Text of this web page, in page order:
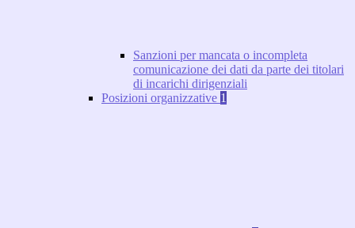
Sanzioni per mancata o incompleta
comunicazione dei dati da parte dei titolari
di incarichi dirigenziali
Posizioni organizzative 1